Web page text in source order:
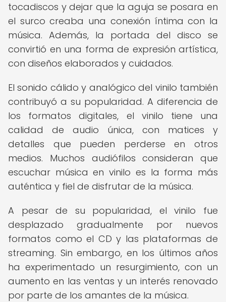
tocadiscos y dejar que la aguja se posara en
el surco creaba una conexión íntima con la
música. Además, la portada del disco se
convirtió en una forma de expresión artística,
con diseños elaborados y cuidados.
El sonido cálido y analógico del vinilo también
contribuyó a su popularidad. A diferencia de
los formatos digitales, el vinilo tiene una
calidad de audio única, con matices y
detalles que pueden perderse en otros
medios. Muchos audiófilos consideran que
escuchar música en vinilo es la forma más
auténtica y fiel de disfrutar de la música.
A pesar de su popularidad, el vinilo fue
desplazado gradualmente por nuevos
formatos como el CD y las plataformas de
streaming. Sin embargo, en los últimos años
ha experimentado un resurgimiento, con un
aumento en las ventas y un interés renovado
por parte de los amantes de la música.